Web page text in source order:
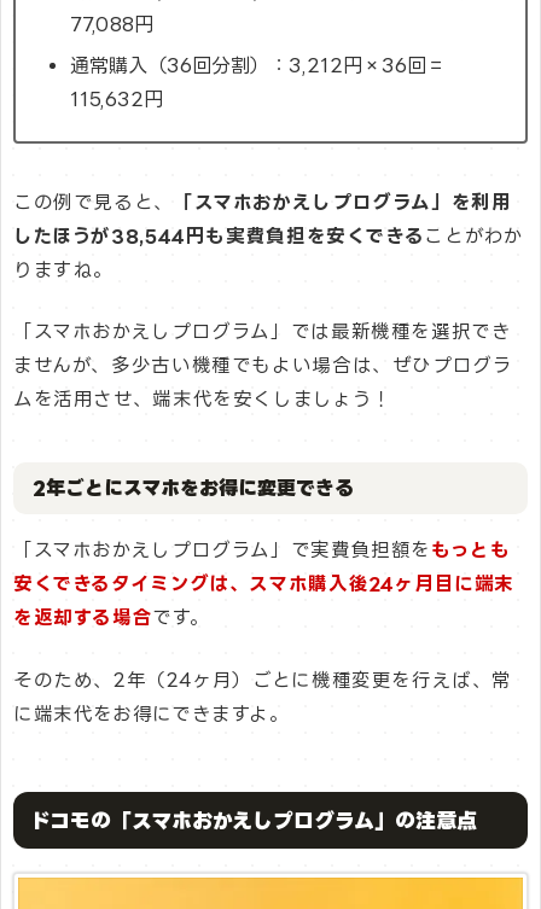
77,088円
通常購入（36回分割）：3,212円×36回＝
115,632円
この例で見ると、
「スマホおかえしプログラム」を利用
したほうが38,544円も実費負担を安くできる ことがわか
りますね。
「スマホおかえしプログラム」では最新機種を選択でき
ませんが、多少古い機種でもよい場合は、ぜひプログラ
ムを活用させ、端末代を安くしましょう！
2年ごとにスマホをお得に変更できる
「スマホおかえしプログラム」で実費負担額を もっとも
安くできるタイミングは、スマホ購入後24ヶ月目に端末
を返却する場合です。
そのため、2年（24ヶ月）ごとに機種変更を行えば、常
に端末代をお得にできますよ。
ドコモの「スマホおかえしプログラム」の注意点